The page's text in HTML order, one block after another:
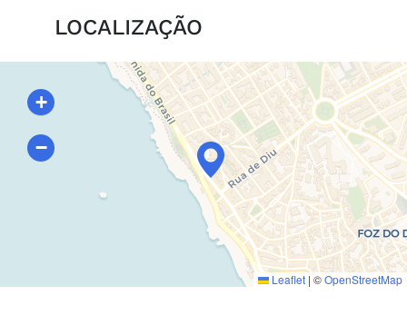
LOCALIZAÇÃO
+
−
Leaflet | ©OpenStreetMap